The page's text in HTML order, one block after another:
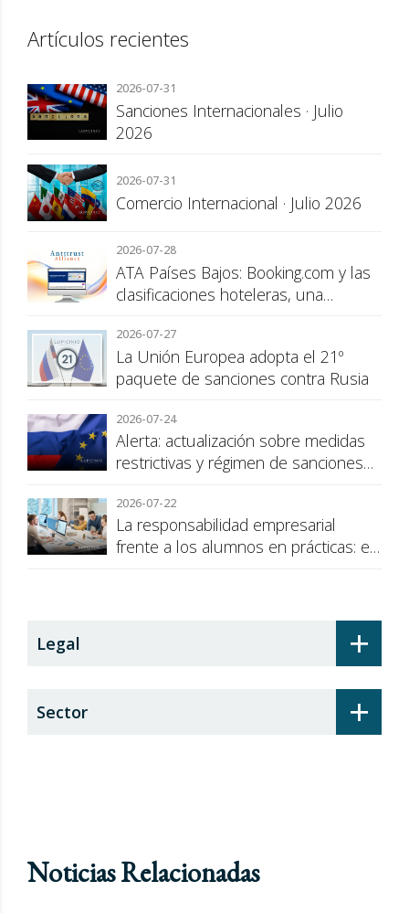
Artículos recientes
2026-07-31
Sanciones Internacionales · Julio
2026
2026-07-31
Comercio Internacional · Julio 2026
2026-07-28
ATA Países Bajos: Booking.com y las
clasificaciones hoteleras, una
consumidor
2026-07-27
La Unión Europea adopta el 21º
paquete de sanciones contra Rusia
2026-07-24
Alerta: actualización sobre medidas
restrictivas y régimen de sanciones
2026-07-22
La responsabilidad empresarial
frente a los alumnos en prácticas: el
+
Legal
+
Sector
Noticias Relacionadas